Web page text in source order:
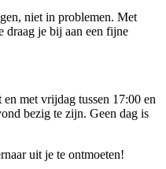
niet in problemen. Met
draag je bij aan een fijne
met vrijdag tussen 17:00 en
bezig te zijn. Geen dag is
uit je te ontmoeten!